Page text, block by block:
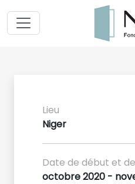
Lieu
Niger
Date de début et
octobre 2020 -